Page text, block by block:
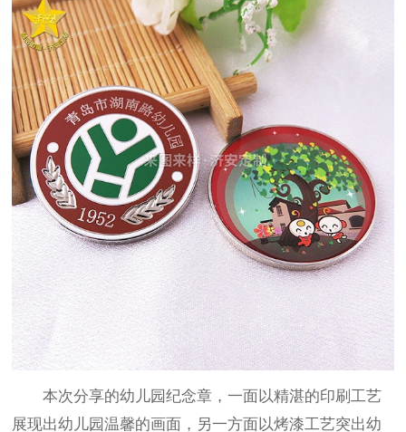
本次分享的幼儿园纪念章，一面以精湛的印刷工艺
展现出幼儿园温馨的画面，另一方面以烤漆工艺突出幼